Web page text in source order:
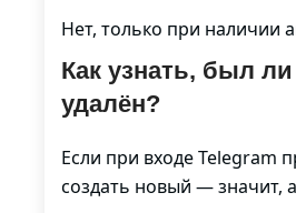
Нет, только при наличии
Как узнать, был ли
удалён?
Если при входе Telegram
создать новый — значит,